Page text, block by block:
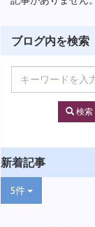
ブログ内を検索
検索
新着記事
5件